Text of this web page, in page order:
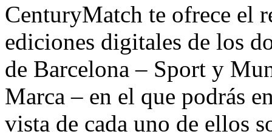
CenturyMatch te ofrece el
ediciones digitales de los
de Barcelona – Sport y
Marca – en el que podrás
vista de cada uno de ellos